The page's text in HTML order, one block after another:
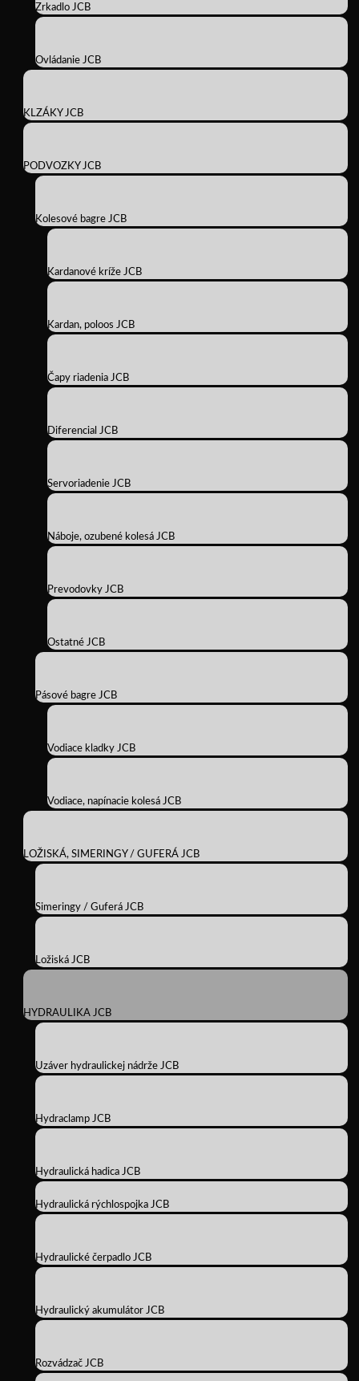
Zrkadlo JCB
Ovládanie JCB
KLZÁKY JCB
PODVOZKY JCB
Kolesové bagre JCB
Kardanové kríže JCB
Kardan, poloos JCB
Čapy riadenia JCB
Diferencial JCB
Servoriadenie JCB
Náboje, ozubené kolesá JCB
Prevodovky JCB
Ostatné JCB
Pásové bagre JCB
Vodiace kladky JCB
Vodiace, napínacie kolesá JCB
LOŽISKÁ, SIMERINGY / GUFERÁ JCB
Simeringy / Guferá JCB
Ložiská JCB
HYDRAULIKA JCB
Uzáver hydraulickej nádrže JCB
Hydraclamp JCB
Hydraulická hadica JCB
Hydraulická rýchlospojka JCB
Hydraulické čerpadlo JCB
Hydraulický akumulátor JCB
Rozvádzač JCB